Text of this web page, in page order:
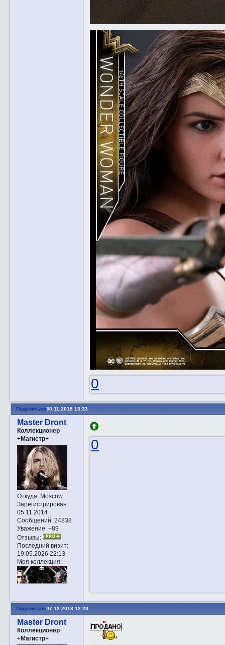
0
Поделиться30.11.2018 13:33
Master Dront
Коллекционер
+Магистр+
Откуда:Moscow
Зарегистрирован:
05.11.2014
Сообщений:24838
Уважение: +89
Отзывы:
Последний визит:
19.05.2026 22:13
Моя коллекция:
0
Поделиться07.12.2018 12:23
Master Dront
Коллекционер
+Магистр+